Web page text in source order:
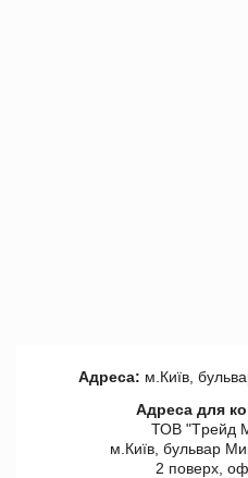
Адреса: м.Київ,
Адреса для
ТОВ "Tрейд
м.Київ, бульвар
2 поверх,